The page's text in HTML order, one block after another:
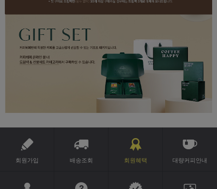
회원가입 배송조회 회원혜택 대량커피안내